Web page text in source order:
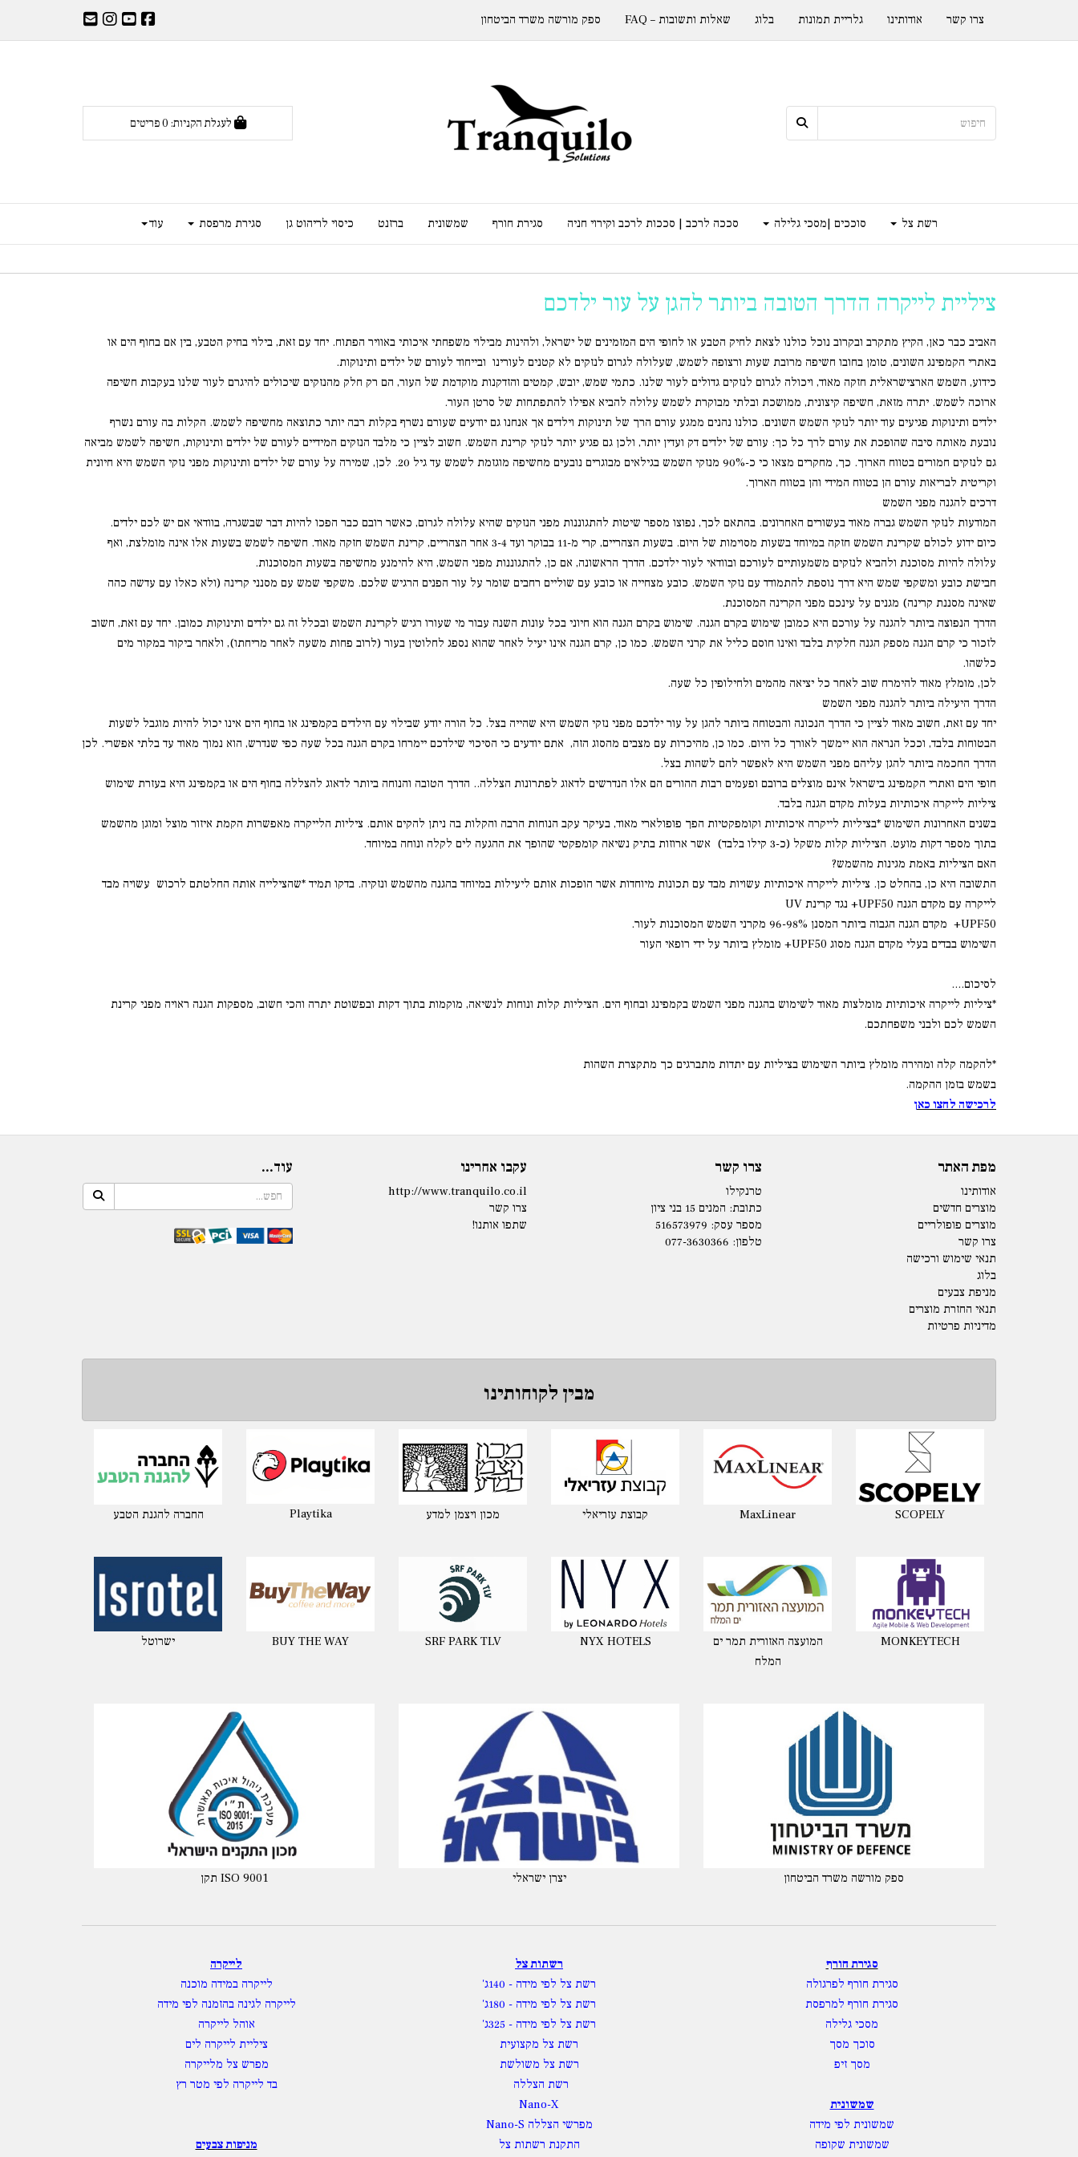
0פריטים
רשת צל סוככים |מסכי גלילה סככה לרכב | סככות לרכב וקירוי חניה סגירת חורף שמשונית ברזנט כיסוי לריהוט גן סגירת מרפסת עוד
צרו קשר אודותינו גלריית תמונות בלוג שאלות ותשובות – FAQ ספק מורשה משרד הביטחון
ציליית לייקרה הדרך הטובה ביותר להגן על עור ילדכם
האביב כבר כאן, הקיץ מתקרב ובקרוב נוכל כולנו לצאת לחיק הטבע או לחופי הים המזמינים של ישראל, ולהינות מבילוי משפחתי איכותי באוויר הפתוח. יחד עם זאת, בילוי בחיק הטבע, בין אם בחוף הים או
באתרי הקמפינג השונים, טומן בחובו חשיפה מרובת שעות ורצופה לשמש, שעלולה לגרום לנזקים לא קטנים לעורינו ובייחוד לעורם של ילדים ותינוקות.
כידוע, השמש הארצישראלית חזקה מאוד, ויכולה לגרום לנזקים גדולים לעור שלנו. כתמי שמש, יובש, קמטים והזדקנות מוקדמת של העור, הם רק חלק מהנזקים שיכולים להיגרם לעור שלנו בעקבות חשיפה
ארוכה לשמש. יתרה מזאת, חשיפה קיצונית, ממושכת ובלתי מבוקרת לשמש עלולה להביא אפילו להתפתחות של סרטן העור.
ילדים ותינוקות פגיעים עוד יותר לנזקי השמש השונים. כולנו נהנים ממגע עורם הרך של תינוקות וילדים אך אנחנו גם יודעים שעורם נשרף בקלות רבה יותר כתוצאה מחשיפה לשמש. הקלות בה עורם נשרף
נובעת מאותה סיבה שהופכת את עורם לרך כל כך: עורם של ילדים דק ועדין יותר, ולכן גם פגיע יותר לנזקי קרינת השמש. חשוב לציין כי מלבד הנזקים המידיים לעורם של ילדים ותינוקות, חשיפה לשמש מביאה
גם לנזקים חמורים בטווח הארוך. כך, מחקרים מצאו כי כ-90% מנזקי השמש בגילאים מבוגרים נובעים מחשיפה מוגזמת לשמש עד גיל 20. לכן, שמירה על עורם של ילדים ותינוקות מפני נזקי השמש היא חיונית
וקריטית לבריאות עורם הן בטווח המידי והן בטווח הארוך.
דרכים להגנה מפני השמש
המודעות לנזקי השמש גברה מאוד בעשורים האחרונים. בהתאם לכך, נפוצו מספר שיטות להתגוננות מפני הנזקים שהיא עלולה לגרום, כאשר רובם כבר הפכו להיות דבר שבשגרה, בוודאי אם יש לכם ילדים.
כיום ידוע לכולם שקרינת השמש חזקה במיוחד בשעות מסוימות של היום. בשעות הצהריים, קרי מ-11 בבוקר ועד 3-4 אחר הצהריים, קרינת השמש חזקה מאוד. חשיפה לשמש בשעות אלו אינה מומלצת, ואף
עלולה להיות מסוכנת ולהביא לנזקים משמעותיים לעורכם ובוודאי לעור ילדכם. הדרך הראשונה, אם כן, להתגוננות מפני השמש, היא להימנע מחשיפה בשעות המסוכנות.
חבישת כובע ומשקפי שמש היא דרך נוספת להתמודד עם נזקי השמש. כובע מצחייה או כובע עם שוליים רחבים שומר על עור הפנים הרגיש שלכם. משקפי שמש עם מסנני קרינה (ולא כאלו עם עדשה כהה
שאינה מסננת קרינה) מגנים על עינכם מפני הקרינה המסוכנת.
הדרך הנפוצה ביותר להגנה על עורכם היא כמובן שימוש בקרם הגנה. שימוש בקרם הגנה הוא חיוני בכל עונות השנה עבור מי שעורו רגיש לקרינת השמש ובכלל זה גם ילדים ותינוקות כמובן. יחד עם זאת, חשוב
לזכור כי קרם הגנה מספק הגנה חלקית בלבד ואינו חוסם כליל את קרני השמש. כמו כן, קרם הגנה אינו יעיל לאחר שהוא נספג לחלוטין בעור (לרוב פחות משעה לאחר מריחתו), ולאחר ביקור במקור מים
כלשהו.
לכן, מומלץ מאוד להימרח שוב לאחר כל יציאה מהמים ולחילופין כל שעה.
הדרך היעילה ביותר להגנה מפני השמש
יחד עם זאת, חשוב מאוד לציין כי הדרך הנכונה והבטוחה ביותר להגן על עור ילדכם מפני נזקי השמש היא שהייה בצל. כל הורה יודע שבילוי עם הילדים בקמפינג או בחוף הים אינו יכול להיות מוגבל לשעות
הבטוחות בלבד, וככל הנראה הוא יימשך לאורך כל היום. כמו כן, מהיכרות עם מצבים מהסוג הזה, אתם יודעים כי הסיכוי שילדכם יימרחו בקרם הגנה בכל שעה כפי שנדרש, הוא נמוך מאוד עד בלתי אפשרי. לכן
הדרך החכמה ביותר להגן עליהם מפני השמש היא לאפשר להם לשהות בצל.
חופי הים ואתרי הקמפינג בישראל אינם מוצלים ברובם ופעמים רבות ההורים הם אלו הנדרשים לדאוג לפתרונות הצללה.. הדרך הטובה והנוחה ביותר לדאוג להצללה בחוף הים או בקמפינג היא בעזרת שימוש
ציליות לייקרה איכותיות בעלות מקדם הגנה בלבד.
בשנים האחרונות השימוש *בציליות לייקרה איכותיות וקומפקטיות הפך פופולארי מאוד, בעיקר עקב הנוחות הרבה והקלות בה ניתן להקים אותם. ציליות הלייקרה מאפשרות הקמת איזור מוצל ומוגן מהשמש
בתוך מספר דקות מועט. הציליות קלות משקל (כ-3 קילו בלבד) אשר ארוזות בתיק נשיאה קומפקטי שהופך את ההגעה לים לקלה ונוחה במיוחד.
האם הציליות באמת מגינות מהשמש?
התשובה היא כן, בהחלט כן. ציליות לייקרה איכותיות עשויות מבד עם תכונות מיוחדות אשר הופכות אותם ליעילות במיוחד בהגנה מהשמש ונזקיה. בדקו תמיד *שהצילייה אותה החלטתם לרכוש עשויה מבד
לייקרה עם מקדם הגנה UPF50+ נגד קרינת UV
UPF50+ מקדם הגנה הגבוה ביותר המסנן 96-98% מקרני השמש המסוכנות לעור.
השימוש בבדים בעלי מקדם הגנה מסוג UPF50+ מומלץ ביותר על ידי רופאי העור
לסיכום....
*ציליות לייקרה איכותיות מומלצות מאוד לשימוש בהגנה מפני השמש בקמפינג ובחוף הים. הציליות קלות ונוחות לנשיאה, מוקמות בתוך דקות ובפשוטת יתרה והכי חשוב, מספקות הגנה ראויה מפני קרינת
השמש לכם ולבני משפחתכם.
*להקמה קלה ומהירה מומלץ ביותר השימוש בציליות עם יתדות מתברגים כך מתקצרת השהות
בשמש בזמן ההקמה.
לרכישה לחצו כאן
מפת האתר
אודותינו
מוצרים חדשים
מוצרים פופולריים
צרו קשר
תנאי שימוש ורכישה
בלוג
מניפת צבעים
תנאי החזרת מוצרים
מדיניות פרטיות
צרו קשר
טרנקילו
כתובת: המנים 15 בני ציון
מספר עסק: 516573979
טלפון: 077-3630366
עקבו אחרינו
http://www.tranquilo.co.il
צרו קשר
שתפו אותנו!
עוד...
מבין לקוחותינו
החברה להגנת הטבע Playtika מכון ויצמן למדע קבוצת עזריאלי MaxLinear SCOPELY
ישרוטל BUY THE WAY SRF PARK TLV NYX HOTELS
המועצה האזורית תמר ים
המלח
MONKEYTECH
תקן ISO 9001 יצרן ישראלי ספק מורשה משרד הביטחון
סגירת חורף
סגירת חורף לפרגולה
סגירת חורף למרפסת
מסכי גלילה
סוכך מסך
מסך זיפ
שמשונית
שמשונית לפי מידה
שמשונית שקופה
רשתות צל
רשת צל לפי מידה - 140ג'
רשת צל לפי מידה - 180ג'
רשת צל לפי מידה - 325ג'
רשת צל מקצועית
רשת צל משולשת
רשת הצללה
Nano-X
מפרשי הצללה Nano-S
התקנת רשתות צל
לייקרה
לייקרה במידה מוכנה
לייקרה לגינה בהזמנה לפי מידה
אוהל לייקרה
ציליית לייקרה לים
מפרש צל מלייקרה
בד לייקרה לפי מטר רץ
מניפות צבעים